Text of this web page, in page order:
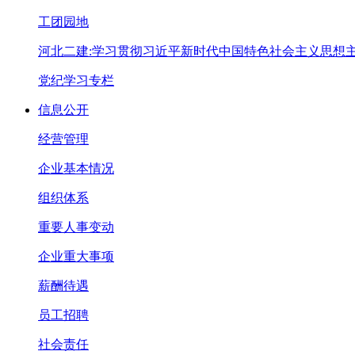
工团园地
河北二建:学习贯彻习近平新时代中国特色社会主义思想
党纪学习专栏
信息公开
经营管理
企业基本情况
组织体系
重要人事变动
企业重大事项
薪酬待遇
员工招聘
社会责任